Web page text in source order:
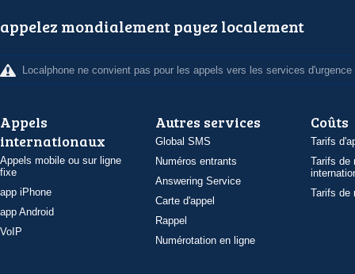
appelez mondialement payez localement
Localphone ne convient pas pour les appels vers les services d'urgence
Appels
internationaux
Appels mobile ou sur ligne
fixe
app iPhone
app Android
VoIP
Autres services
Global SMS
Numéros entrants
Answering Service
Carte d'appel
Rappel
Numérotation en ligne
Coûts
Tarifs
Tarifs de
Tarifs de